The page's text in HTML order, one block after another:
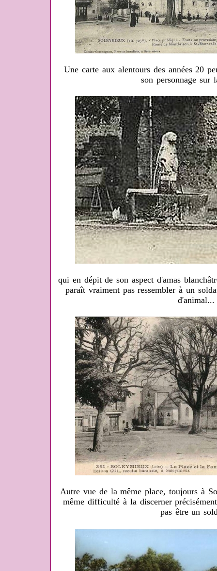
Une carte aux alentours des années 20
son personnage sur
qui en dépit de son aspect d'amas
paraît vraiment pas ressembler à un
d'animal...
Autre vue de la même place, toujours à
même difficulté à la discerner
pas être un